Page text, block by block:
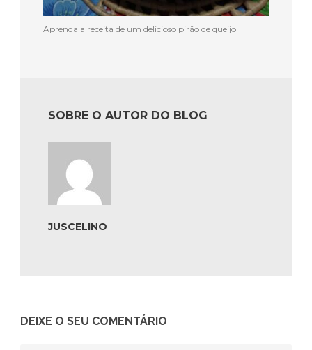
Aprenda a receita de um delicioso pirão de queijo
SOBRE O AUTOR DO BLOG
JUSCELINO
DEIXE O SEU COMENTÁRIO